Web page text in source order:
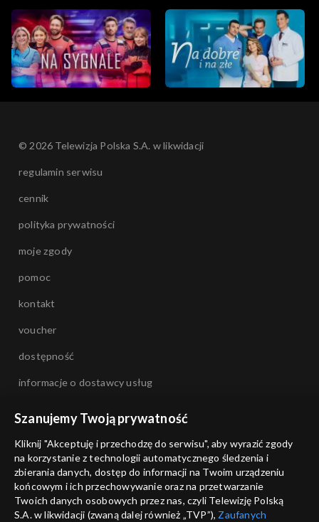
© 2026 Telewizja Polska S.A. w likwidacji
regulamin serwisu
cennik
polityka prywatności
moje zgody
pomoc
kontakt
voucher
dostępność
informacje o dostawcy usług
Szanujemy Twoją prywatność
Kliknij "Akceptuję i przechodzę do serwisu", aby wyrazić zgody
na korzystanie z technologii automatycznego śledzenia i
zbierania danych, dostęp do informacji na Twoim urządzeniu
końcowym i ich przechowywanie oraz na przetwarzanie
Twoich danych osobowych przez nas, czyli Telewizję Polską
S.A. w likwidacji (zwaną dalej również „TVP”), Zaufanych